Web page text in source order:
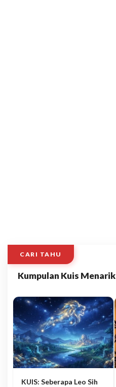
CARI TAHU
Kumpulan Kuis Menarik
KUIS: Seberapa Leo Sih